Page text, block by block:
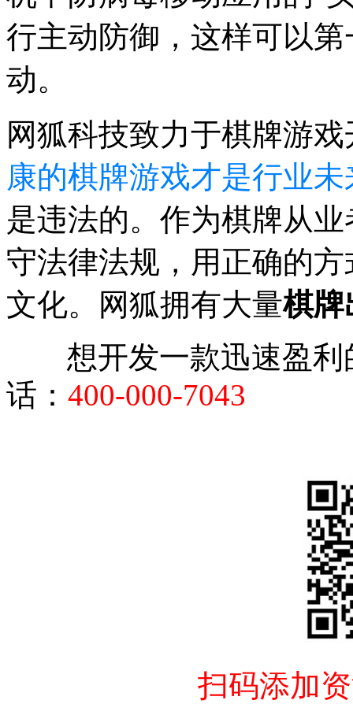
行主动防御，这样可以
动。
网狐科技致力于棋牌游
康的棋牌游戏才是行业未
是违法的。作为棋牌从
守法律法规，用正确的
文化。网狐拥有大量棋牌
想开发一款迅速盈利
话： 400-000-7043
扫码添加